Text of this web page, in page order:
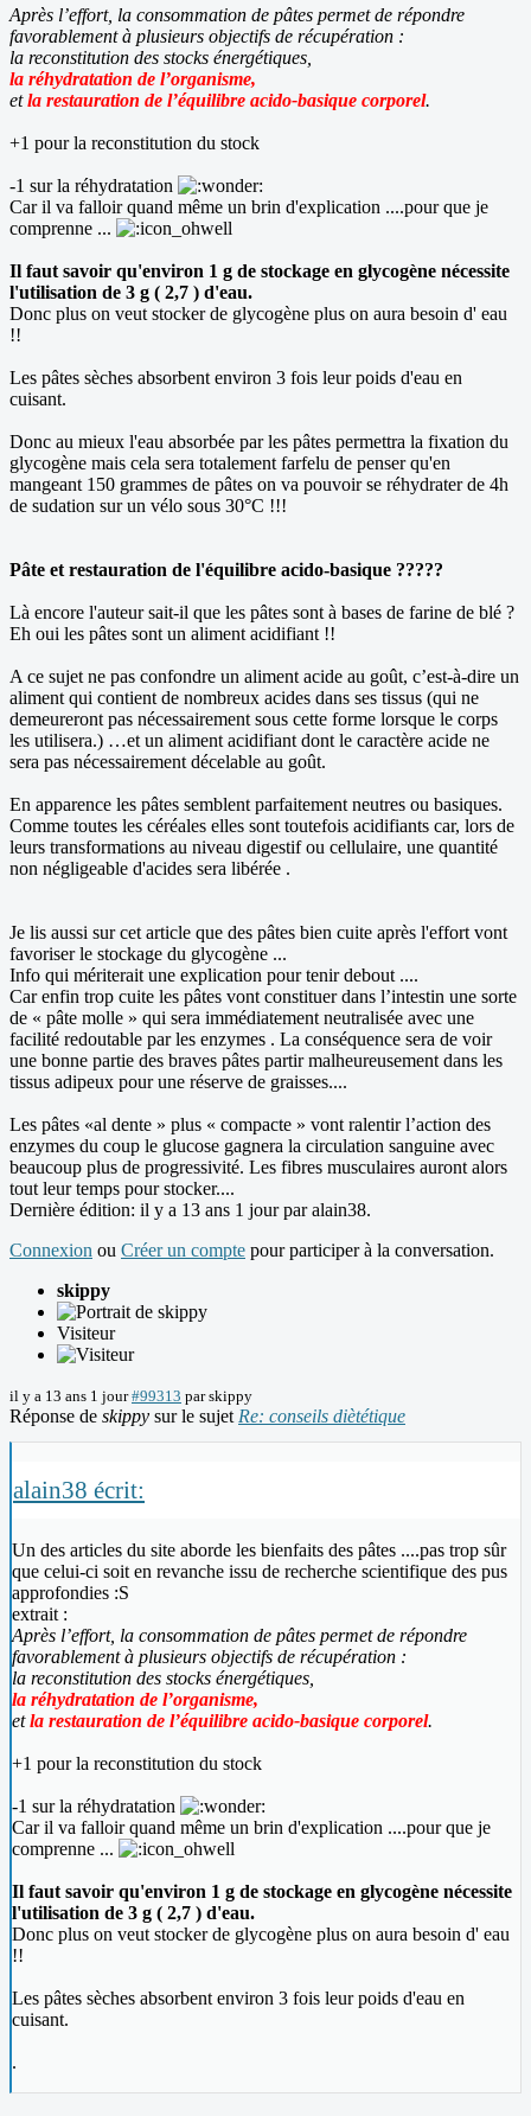
Après l’effort, la consommation de pâtes permet de répondre
favorablement à plusieurs objectifs de récupération :
la reconstitution des stocks énergétiques,
la réhydratation de l’organisme,
etla restauration de l’équilibre acido-basique corporel.
+1 pour la reconstitution du stock
-1 sur la réhydratation
Car il va falloir quand même un brin d'explication ....pour que je
comprenne ...
Il faut savoir qu'environ 1 g de stockage en glycogène nécessite
l'utilisation de 3 g ( 2,7 ) d'eau.
Donc plus on veut stocker de glycogène plus on aura besoin d' eau
!!
Les pâtes sèches absorbent environ 3 fois leur poids d'eau en
cuisant.
Donc au mieux l'eau absorbée par les pâtes permettra la fixation du
glycogène mais cela sera totalement farfelu de penser qu'en
mangeant 150 grammes de pâtes on va pouvoir se réhydrater de 4h
de sudation sur un vélo sous 30°C !!!
Pâte et restauration de l'équilibre acido-basique ?????
Là encore l'auteur sait-il que les pâtes sont à bases de farine de blé ?
Eh oui les pâtes sont un aliment acidifiant !!
A ce sujet ne pas confondre un aliment acide au goût, c’est-à-dire un
aliment qui contient de nombreux acides dans ses tissus (qui ne
demeureront pas nécessairement sous cette forme lorsque le corps
les utilisera.) …et un aliment acidifiant dont le caractère acide ne
sera pas nécessairement décelable au goût.
En apparence les pâtes semblent parfaitement neutres ou basiques.
Comme toutes les céréales elles sont toutefois acidifiants car, lors de
leurs transformations au niveau digestif ou cellulaire, une quantité
non négligeable d'acides sera libérée .
Je lis aussi sur cet article que des pâtes bien cuite après l'effort vont
favoriser le stockage du glycogène ...
Info qui mériterait une explication pour tenir debout ....
Car enfin trop cuite les pâtes vont constituer dans l’intestin une sorte
de « pâte molle » qui sera immédiatement neutralisée avec une
facilité redoutable par les enzymes . La conséquence sera de voir
une bonne partie des braves pâtes partir malheureusement dans les
tissus adipeux pour une réserve de graisses....
Les pâtes «al dente » plus « compacte » vont ralentir l’action des
enzymes du coup le glucose gagnera la circulation sanguine avec
beaucoup plus de progressivité. Les fibres musculaires auront alors
tout leur temps pour stocker....
Dernière édition: il y a 13 ans 1 jour paralain38.
Connexion ou Créer un compte pour participer à la conversation.
skippy
Visiteur
il y a 13 ans 1 jour #99313 parskippy
Réponse de skippy sur le sujet Re: conseils diètétique
alain38 écrit:
Un des articles du site aborde les bienfaits des pâtes ....pas trop sûr
que celui-ci soit en revanche issu de recherche scientifique des pus
approfondies :S
extrait :
Après l’effort, la consommation de pâtes permet de répondre
favorablement à plusieurs objectifs de récupération :
la reconstitution des stocks énergétiques,
la réhydratation de l’organisme,
etla restauration de l’équilibre acido-basique corporel.
+1 pour la reconstitution du stock
-1 sur la réhydratation
Car il va falloir quand même un brin d'explication ....pour que je
comprenne ...
Il faut savoir qu'environ 1 g de stockage en glycogène nécessite
l'utilisation de 3 g ( 2,7 ) d'eau.
Donc plus on veut stocker de glycogène plus on aura besoin d' eau
!!
Les pâtes sèches absorbent environ 3 fois leur poids d'eau en
cuisant.
.